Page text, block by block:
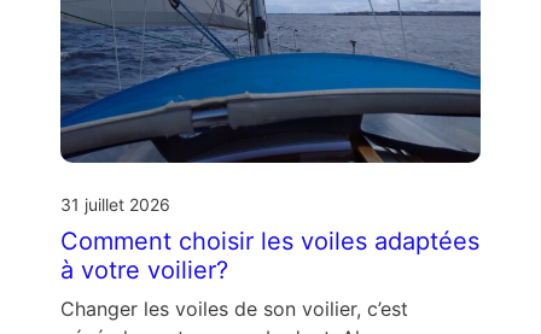
31 juillet 2026
Comment choisir les voiles adaptées
à votre voilier?
Changer les voiles de son voilier, c’est